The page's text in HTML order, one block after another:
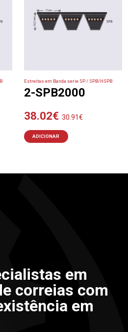
Estreitas em Banda serie SP / SPB/HSPB
2-SPB2000
38.02€ 30.91€
ADICIONAR
em
correias com
em